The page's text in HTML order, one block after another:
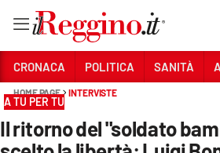
Sezioni
CRONACA
CRONACA POLITICA SANITÀ
HOME PAGE INTERVISTE
A TU PER TU
Il ritorno del "soldato